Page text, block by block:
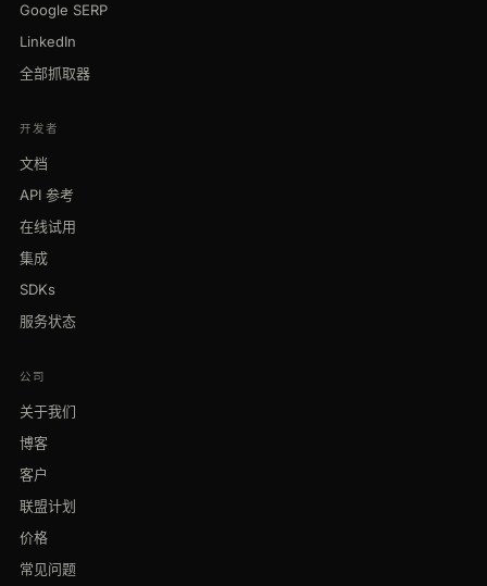
Google SERP
LinkedIn
全部抓取器
开发者
文档
API 参考
在线试用
集成
SDKs
服务状态
公司
关于我们
博客
客户
联盟计划
价格
常见问题